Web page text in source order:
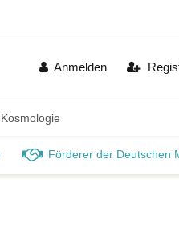
Anmelden
Kosmologie
Förderer der Deutschen